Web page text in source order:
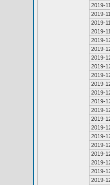
2019-
2019-
2019-
2019-
2019-
2019-
2019-
2019-
2019-
2019-
2019-
2019-
2019-
2019-
2019-
2019-
2019-
2019-
2019-
2019-
2019-